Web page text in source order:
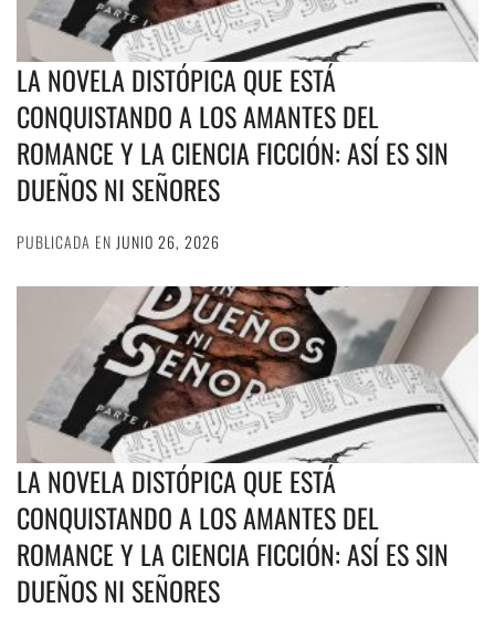
LA NOVELA DISTÓPICA QUE ESTÁ
CONQUISTANDO A LOS AMANTES DEL
ROMANCE Y LA CIENCIA FICCIÓN: ASÍ ES SIN
DUEÑOS NI SEÑORES
PUBLICADA EN JUNIO 26, 2026
LA NOVELA DISTÓPICA QUE ESTÁ
CONQUISTANDO A LOS AMANTES DEL
ROMANCE Y LA CIENCIA FICCIÓN: ASÍ ES SIN
DUEÑOS NI SEÑORES